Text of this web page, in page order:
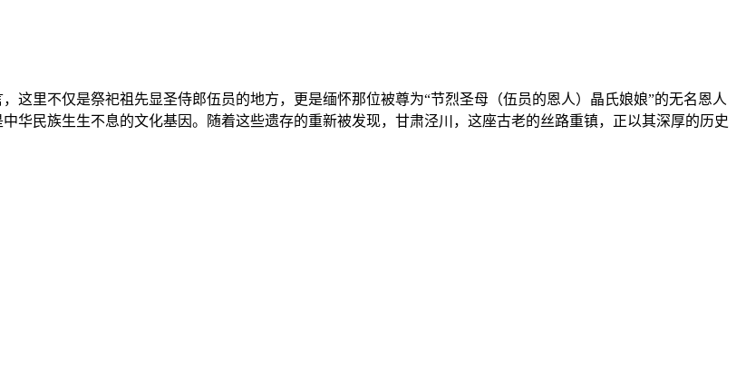
这里不仅是祭祀祖先显圣侍郎伍员的地方，更是缅怀那位被尊为“节烈圣母（伍员的恩人）晶氏娘娘”的无名恩人
华民族生生不息的文化基因。随着这些遗存的重新被发现，甘肃泾川，这座古老的丝路重镇，正以其深厚的历史